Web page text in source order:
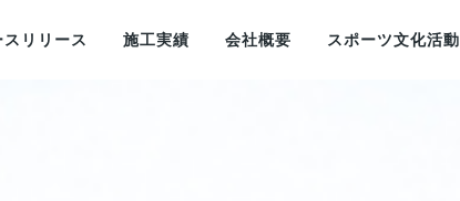
スリリース 施工実績 会社概要 スポーツ文化活動